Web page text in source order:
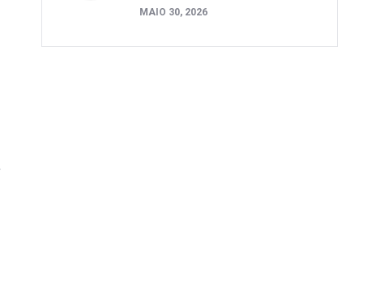
MAIO 30, 2026